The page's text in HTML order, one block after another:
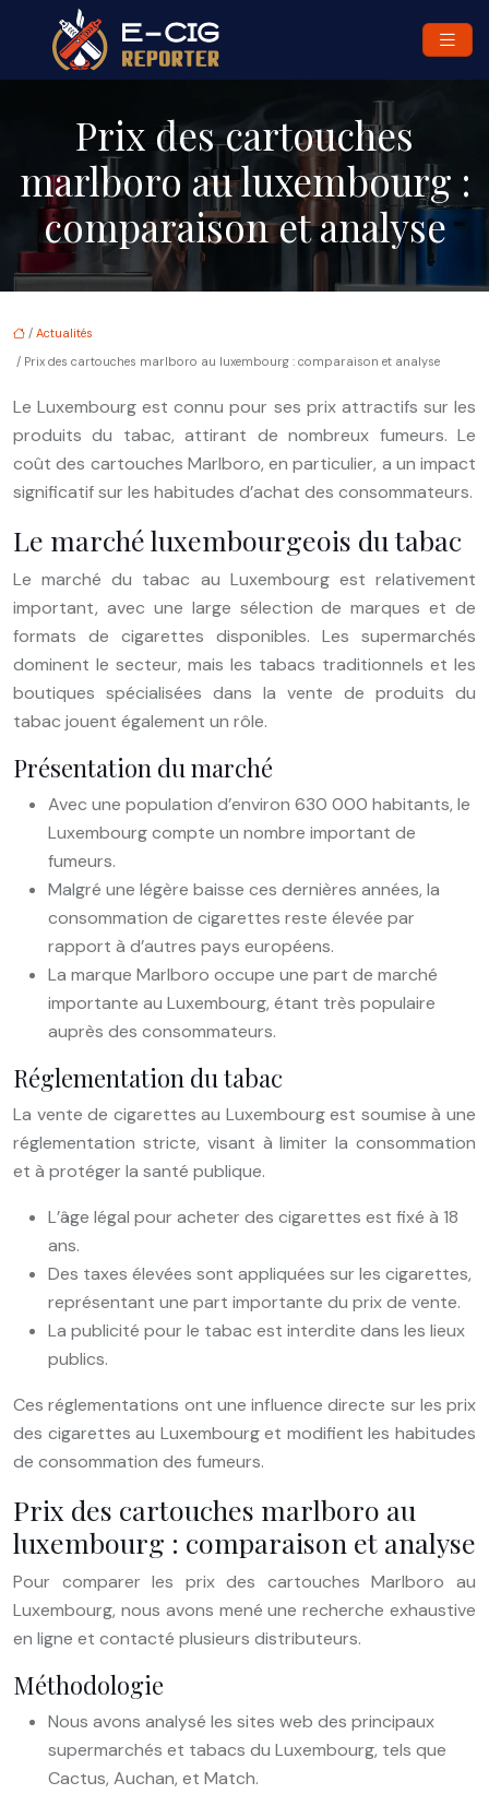
Prix des cartouches
marlboro au luxembourg :
comparaison et analyse
/ Actualités
/ Prix des cartouches marlboro au luxembourg : comparaison et analyse
Le Luxembourg est connu pour ses prix attractifs sur les
produits du tabac, attirant de nombreux fumeurs. Le
coût des cartouches Marlboro, en particulier, a un impact
significatif sur les habitudes d’achat des consommateurs.
Le marché luxembourgeois du tabac
Le marché du tabac au Luxembourg est relativement
important, avec une large sélection de marques et de
formats de cigarettes disponibles. Les supermarchés
dominent le secteur, mais les tabacs traditionnels et les
boutiques spécialisées dans la vente de produits du
tabac jouent également un rôle.
Présentation du marché
Avec une population d’environ 630 000 habitants, le
Luxembourg compte un nombre important de
fumeurs.
Malgré une légère baisse ces dernières années, la
consommation de cigarettes reste élevée par
rapport à d’autres pays européens.
La marque Marlboro occupe une part de marché
importante au Luxembourg, étant très populaire
auprès des consommateurs.
Réglementation du tabac
La vente de cigarettes au Luxembourg est soumise à une
réglementation stricte, visant à limiter la consommation
et à protéger la santé publique.
L’âge légal pour acheter des cigarettes est fixé à 18
ans.
Des taxes élevées sont appliquées sur les cigarettes,
représentant une part importante du prix de vente.
La publicité pour le tabac est interdite dans les lieux
publics.
Ces réglementations ont une influence directe sur les prix
des cigarettes au Luxembourg et modifient les habitudes
de consommation des fumeurs.
Prix des cartouches marlboro au
luxembourg : comparaison et analyse
Pour comparer les prix des cartouches Marlboro au
Luxembourg, nous avons mené une recherche exhaustive
en ligne et contacté plusieurs distributeurs.
Méthodologie
Nous avons analysé les sites web des principaux
supermarchés et tabacs du Luxembourg, tels que
Cactus, Auchan, et Match.